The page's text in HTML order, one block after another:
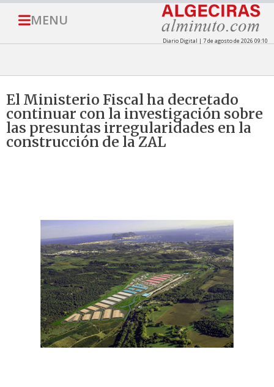
MENU
Diario Digital | 7 de agosto de 2026 09:10
El Ministerio Fiscal ha decretado
continuar con la investigación sobre
las presuntas irregularidades en la
construcción de la ZAL